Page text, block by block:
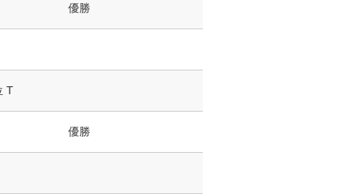
優勝
T
優勝